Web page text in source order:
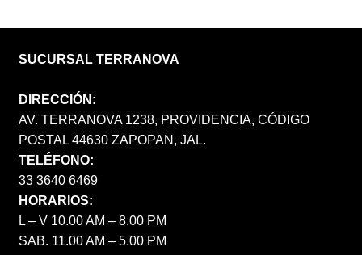
SUCURSAL TERRANOVA
DIRECCIÓN:
AV. TERRANOVA 1238, PROVIDENCIA, CÓDIGO
POSTAL 44630 ZAPOPAN, JAL.
TELÉFONO:
33 3640 6469
HORARIOS:
L – V 10.00 AM – 8.00 PM
SAB. 11.00 AM – 5.00 PM